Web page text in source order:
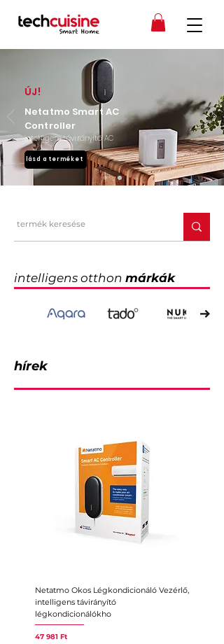
ÚJ!
Netatmo Smart AC
Controller
intelligens távirányító AC
lásd a terméket
intelligens otthon márkák
hírek
Netatmo Okos Légkondicionáló Vezérlő,
intelligens távirányító
légkondicionálókho
Ár
47 981 Ft